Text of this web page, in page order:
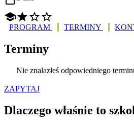

PROGRAM TERMINY
Terminy
Nie znalazłeś odpowiedniego
ZAPYTAJ
Dlaczego właśnie to